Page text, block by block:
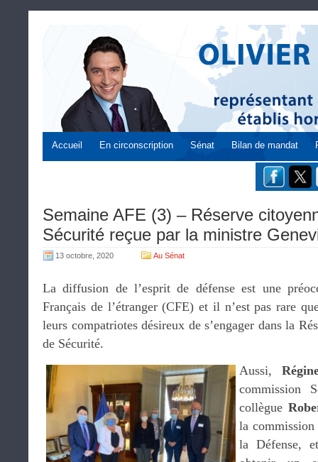
Accueil En circonscription Sénat Bilan de mandat
Semaine AFE (3) – Réserve
Sécurité reçue par la ministre
13 octobre, 2020 Au Sénat
La diffusion de l’esprit de défense est une
Français de l’étranger (CFE) et il n’est pas rare
leurs compatriotes désireux de s’engager dans la
de Sécurité.
Aussi,
commission
collègue
la commission
la Défense,